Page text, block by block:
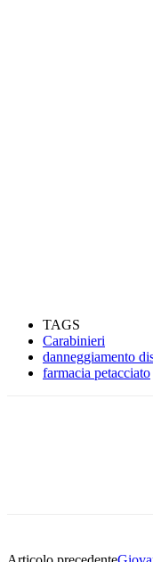
TAGS
Carabinieri
danneggiamento
farmacia petacciato